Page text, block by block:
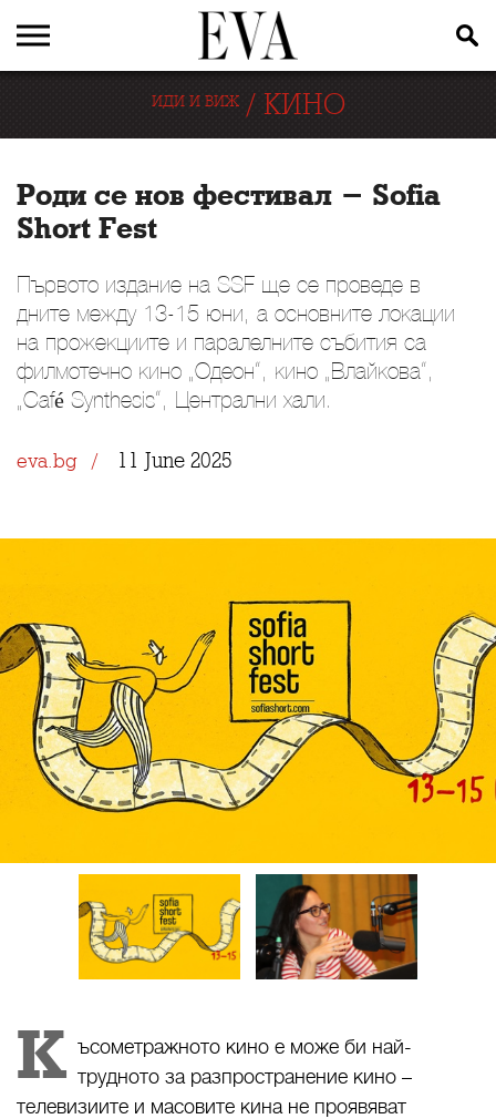
ИДИ И ВИЖ/ КИНО
Роди се нов фестивал - Sofia
Short Fest
Първото издание на SSF ще се проведе в
дните между 13-15 юни, а основните локации
на прожекциите и паралелните събития са
филмотечно кино „Одеон“, кино „Влайкова“,
„Café Synthesis“, Централни хали.
eva.bg 11 June 2025
К ъсометражното кино е може би най-
трудното за разпространение кино –
телевизиите и масовите кина не проявяват